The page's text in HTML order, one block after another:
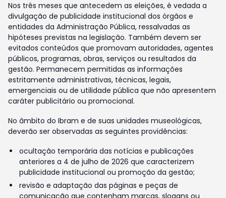
Nos três meses que antecedem as eleições, é vedada a
divulgação de publicidade institucional dos órgãos e
entidades da Administração Pública, ressalvadas as
hipóteses previstas na legislação. Também devem ser
evitados conteúdos que promovam autoridades, agentes
públicos, programas, obras, serviços ou resultados da
gestão. Permanecem permitidas as informações
estritamente administrativas, técnicas, legais,
emergenciais ou de utilidade pública que não apresentem
caráter publicitário ou promocional.
No âmbito do Ibram e de suas unidades museológicas,
deverão ser observadas as seguintes providências:
ocultação temporária das notícias e publicações
anteriores a 4 de julho de 2026 que caracterizem
publicidade institucional ou promoção da gestão;
revisão e adaptação das páginas e peças de